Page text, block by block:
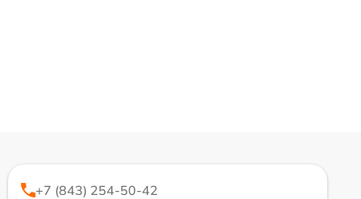
+7 (843) 254-50-42